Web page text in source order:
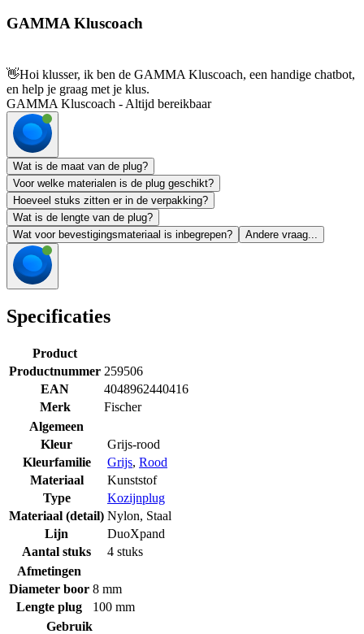
GAMMA Kluscoach
👋Hoi klusser, ik ben de GAMMA Kluscoach, een handige chatbot,
en help je graag met je klus.
GAMMA Kluscoach - Altijd bereikbaar
Wat is de maat van de plug?
Voor welke materialen is de plug geschikt?
Hoeveel stuks zitten er in de verpakking?
Wat is de lengte van de plug?
Wat voor bevestigingsmateriaal is inbegrepen?
Andere vraag...
Specificaties
Product
Productnummer 259506
EAN
4048962440416
Merk
Fischer
Algemeen
Kleur
Grijs-rood
Kleurfamilie
Grijs, Rood
Materiaal
Kunststof
Type
Kozijnplug
Materiaal (detail) Nylon, Staal
Lijn
DuoXpand
Aantal stuks
4 stuks
Afmetingen
Diameter boor 8 mm
Lengte plug
100 mm
Gebruik